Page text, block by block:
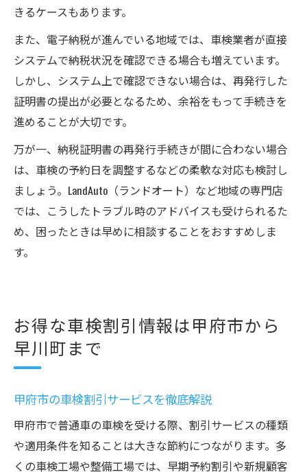
きるケースもあります。
また、電子納税が進んでいる地域では、車検業者が直接
システムで納税状況を確認できる場合も増えています。
しかし、システム上で確認できない場合は、再発行した
証明書の提出が必要となるため、余裕をもって手続きを
進めることが大切です。
万が一、納税証明書の再発行手続きが間に合わない場合
は、車検の予約日を調整するなどの柔軟な対応も検討し
ましょう。LandAuto（ランドオート）など地域の専門店
では、こうしたトラブル時のアドバイスも受けられるた
め、困ったときは早めに相談することをおすすめしま
す。
お得な車検割引情報は甲府市から
早川町まで
甲府市の車検割引サービスを徹底解説
甲府市で普通車の車検を受ける際、割引サービスの種類
や適用条件を知ることは大きな節約につながります。多
くの車検工場や整備工場では、早期予約割引や新規顧客